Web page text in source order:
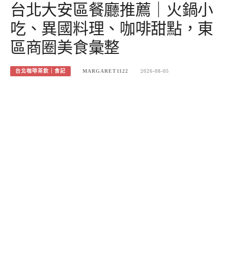
台北大安區餐廳推薦｜火鍋小
吃、異國料理、咖啡甜點，東
區商圈美食彙整
台北咖啡茶飲｜食記 MARGARET1122 2026-08-05